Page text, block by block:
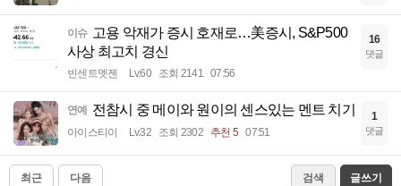
이슈 고용 악재가 증시 호재로…美증시, S&P500
사상 최고치 경신
빈센트멧젠 Lv.60 조회 2141 07:56
16
댓글
연예 전참시 중 메이와 원이의 센스있는 멘트 치기
아이스티이 Lv.32 조회 2302 추천 5 07:51
1
댓글
최근 다음 검색 글쓰기